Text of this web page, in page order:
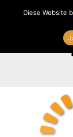
Diese Website